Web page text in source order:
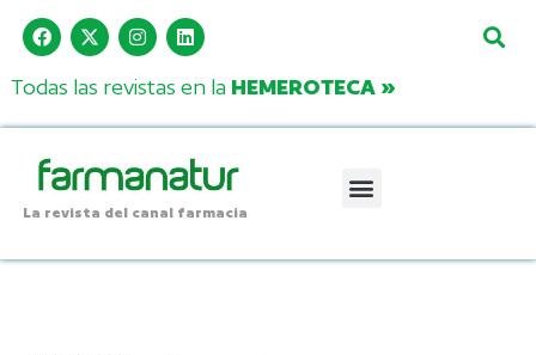
Todas las revistas en la HEMEROTECA »
La revista del canal farmacia